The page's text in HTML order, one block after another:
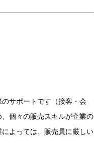
サポートです（接客・会
個々の販売スキルが企業の
よっては、販売員に厳しい